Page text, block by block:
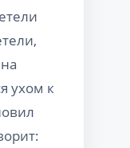
ухом к